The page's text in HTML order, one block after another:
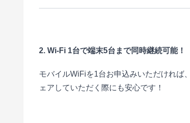
2. Wi-Fi 1台で端末5台まで同時継続可能！
モバイルWiFiを1台お申込みいただければ
ェアしていただく際にも安心です！